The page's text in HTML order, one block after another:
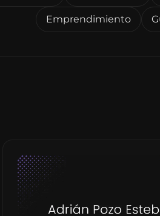
Emprendimiento